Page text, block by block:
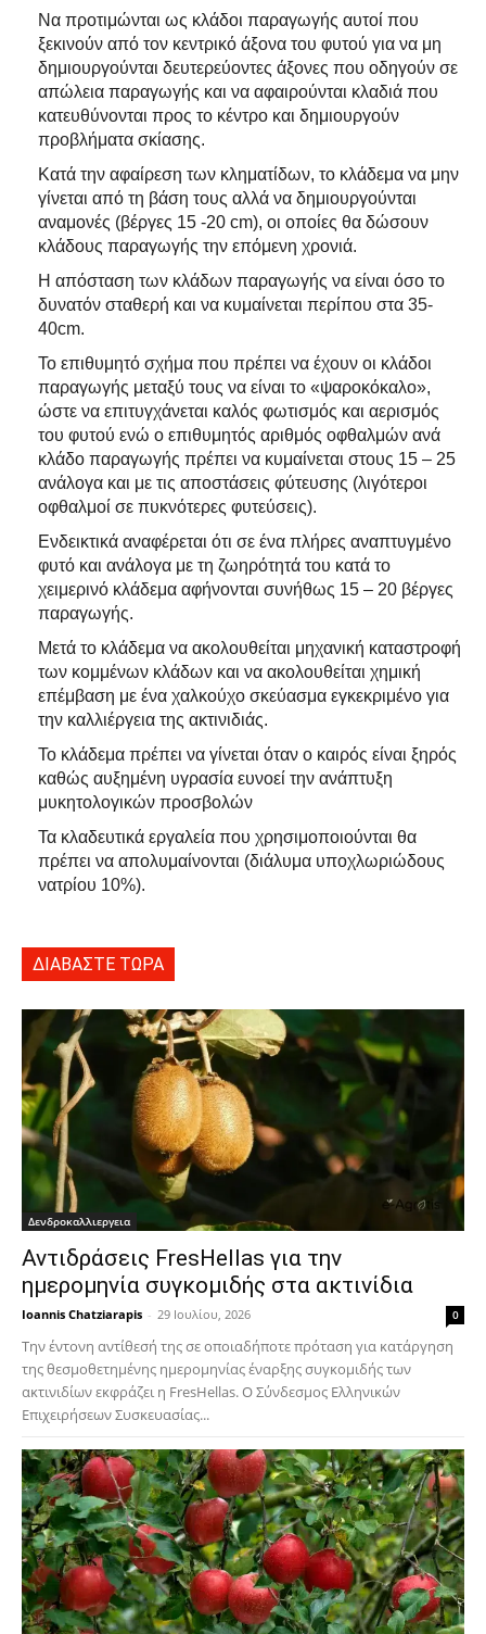
Να προτιμώνται ως κλάδοι παραγωγής αυτοί που
ξεκινούν από τον κεντρικό άξονα του φυτού για να μη
δημιουργούνται δευτερεύοντες άξονες που οδηγούν σε
απώλεια παραγωγής και να αφαιρούνται κλαδιά που
κατευθύνονται προς το κέντρο και δημιουργούν
προβλήματα σκίασης.
Κατά την αφαίρεση των κληματίδων, το κλάδεμα να μην
γίνεται από τη βάση τους αλλά να δημιουργούνται
αναμονές (βέργες 15 -20 cm), οι οποίες θα δώσουν
κλάδους παραγωγής την επόμενη χρονιά.
Η απόσταση των κλάδων παραγωγής να είναι όσο το
δυνατόν σταθερή και να κυμαίνεται περίπου στα 35-
40cm.
Το επιθυμητό σχήμα που πρέπει να έχουν οι κλάδοι
παραγωγής μεταξύ τους να είναι το «ψαροκόκαλο»,
ώστε να επιτυγχάνεται καλός φωτισμός και αερισμός
του φυτού ενώ ο επιθυμητός αριθμός οφθαλμών ανά
κλάδο παραγωγής πρέπει να κυμαίνεται στους 15 – 25
ανάλογα και με τις αποστάσεις φύτευσης (λιγότεροι
οφθαλμοί σε πυκνότερες φυτεύσεις).
Ενδεικτικά αναφέρεται ότι σε ένα πλήρες αναπτυγμένο
φυτό και ανάλογα με τη ζωηρότητά του κατά το
χειμερινό κλάδεμα αφήνονται συνήθως 15 – 20 βέργες
παραγωγής.
Μετά το κλάδεμα να ακολουθείται μηχανική καταστροφή
των κομμένων κλάδων και να ακολουθείται χημική
επέμβαση με ένα χαλκούχο σκεύασμα εγκεκριμένο για
την καλλιέργεια της ακτινιδιάς.
Το κλάδεμα πρέπει να γίνεται όταν ο καιρός είναι ξηρός
καθώς αυξημένη υγρασία ευνοεί την ανάπτυξη
μυκητολογικών προσβολών
Τα κλαδευτικά εργαλεία που χρησιμοποιούνται θα
πρέπει να απολυμαίνονται (διάλυμα υποχλωριώδους
νατρίου 10%).
ΔΙΑΒΑΣΤΕ ΤΩΡΑ
Δενδροκαλλιεργεια
Αντιδράσεις FresHellas για την
ημερομηνία συγκομιδής στα ακτινίδια
Ioannis Chatziarapis - 29 Ιουλίου, 2026 0
Την έντονη αντίθεσή της σε οποιαδήποτε πρόταση για κατάργηση
της θεσμοθετημένης ημερομηνίας έναρξης συγκομιδής των
ακτινιδίων εκφράζει η FresHellas. Ο Σύνδεσμος Ελληνικών
Επιχειρήσεων Συσκευασίας...